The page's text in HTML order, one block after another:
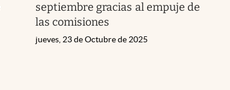
septiembre gracias al empuje de
las comisiones
jueves, 23 de Octubre de 2025